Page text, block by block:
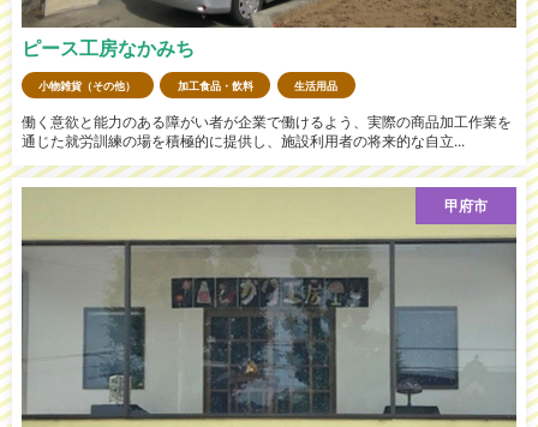
ピース工房なかみち
小物雑貨（その他） 加工食品・飲料 生活用品
働く意欲と能力のある障がい者が企業で働けるよう、実際の商品加工作業を
通じた就労訓練の場を積極的に提供し、施設利用者の将来的な自立...
甲府市